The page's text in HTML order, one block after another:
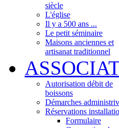
siècle
L'église
Il y a 500 ans ...
Le petit séminaire
Maisons anciennes et
artisanat traditionnel
Autorisation débit de
boissons
Démarches
Réservations
Formulaire